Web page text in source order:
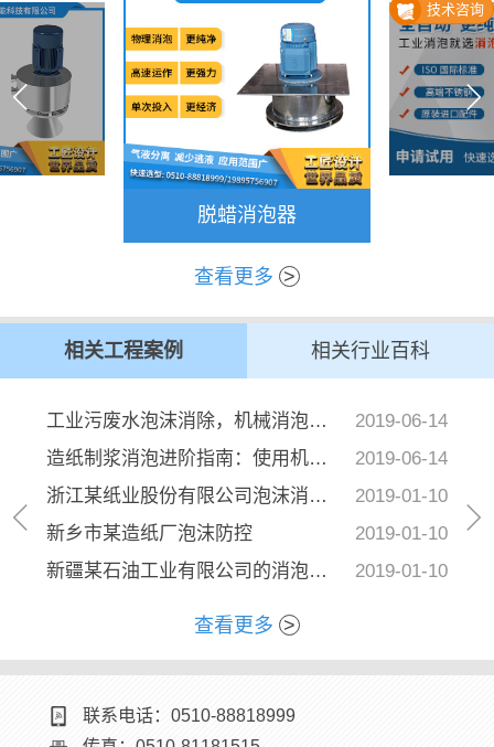
脱蜡消泡器
查看更多 >
石油化工领域
相关工程案例
相关行业百科
2019-06-14
工业污废水泡沫消除，机械消泡器太给力...
2019-06-14
造纸制浆消泡进阶指南：使用机械消泡器...
2019-01-10
浙江某纸业股份有限公司泡沫消除与抑制...
2019-01-10
新乡市某造纸厂泡沫防控
2019-01-10
新疆某石油工业有限公司的消泡抑泡
查看更多 >
2021-05-07
液压支架浓缩液用消泡器的性能要求及应...
电镀泡沫如何消除？试一试物理消泡方法...
查看更多 >
联系电话：0510-88818999
技术咨询